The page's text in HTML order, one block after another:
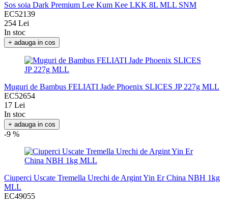
Sos soia Dark Premium Lee Kum Kee LKK 8L MLL SNM
EC52139
254 Lei
In stoc
+ adauga in cos
Muguri de Bambus FELIATI Jade Phoenix SLICES JP 227g MLL
EC52654
17 Lei
In stoc
+ adauga in cos
-9 %
Ciuperci Uscate Tremella Urechi de Argint Yin Er China NBH 1kg
MLL
EC49055